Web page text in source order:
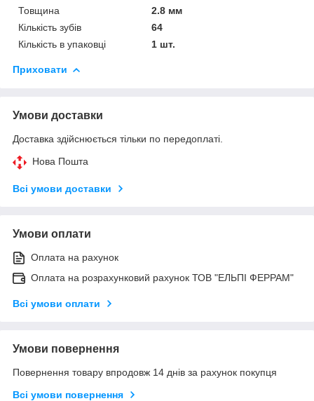
Товщина
2.8 мм
Кількість зубів
64
Кількість в упаковці
1 шт.
Приховати
Умови доставки
Доставка здійснюється тільки по передоплаті.
Нова Пошта
Всі умови доставки
Умови оплати
Оплата на рахунок
Оплата на розрахунковий рахунок ТОВ "ЕЛЬПІ ФЕРРАМ"
Всі умови оплати
Умови повернення
Повернення товару впродовж 14 днів за рахунок покупця
Всі умови повернення